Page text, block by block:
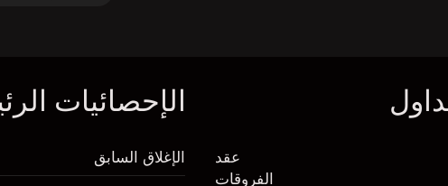
عقد
الفروقات
الإحصائيات
الإغلاق السابق